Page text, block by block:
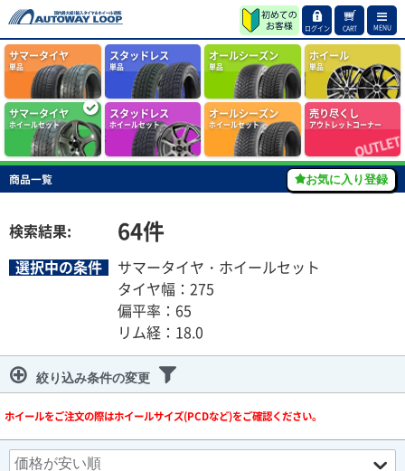
ログイン CART MENU
サマータイヤ
単品
スタッドレス
単品
オールシーズン
単品
ホイール
単品
サマータイヤ
ホイールセット
スタッドレス
ホイールセット
オールシーズン
ホイールセット
売り尽くし
アウトレットコーナー
商品一覧
検索結果: 64件
選択中の条件
サマータイヤ・ホイールセット
タイヤ幅：275
偏平率：65
リム経：18.0
絞り込み条件の変更
ホイールをご注文の際はホイールサイズ(PCDなど)をご確認ください。
お気に入り登録